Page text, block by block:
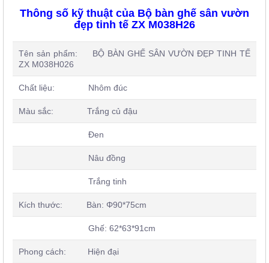
Thông số kỹ thuật của Bộ bàn ghế sân vườn
đẹp tinh tế ZX M038H26
Tên sản phẩm: BỘ BÀN GHẾ SÂN VƯỜN ĐẸP TINH TẾ
ZX M038H026
Chất liệu: Nhôm đúc
Màu sắc: Trắng củ đậu
Đen
Nâu đồng
Trắng tinh
Kích thước: Bàn: Φ90*75cm
Ghế: 62*63*91cm
Phong cách: Hiện đại